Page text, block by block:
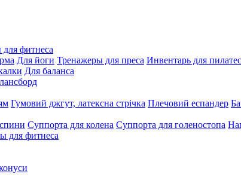
фитнеса
Для йоги Тренажеры для преса Инвентарь для
Для баланса
Гумовий джгут, латексна стрічка Плечовий еспандер
Суппорта для колена Суппорта для голеностопа
для фитнеса